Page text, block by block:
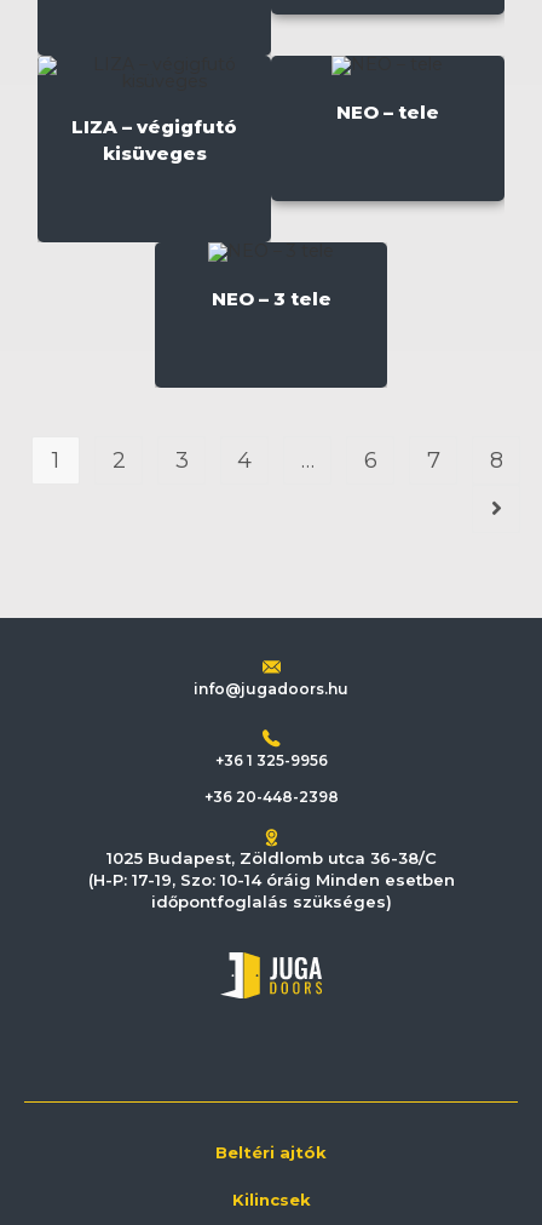
LIZA – végigfutó
kisüveges
NEO – tele
NEO – 3 tele
1 2 3 4 … 6 7 8
info@jugadoors.hu
+36 1 325-9956
+36 20-448-2398
1025 Budapest, Zöldlomb utca 36-38/C
(H-P: 17-19, Szo: 10-14 óráig Minden esetben
időpontfoglalás szükséges)
Beltéri ajtók
Kilincsek